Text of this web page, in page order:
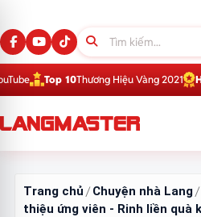
Top 10Thương Hiệu Vàng 2021 Hàng
Trang chủ /Chuyện nhà Lang/
thiệu ứng viên - Rinh liền quà